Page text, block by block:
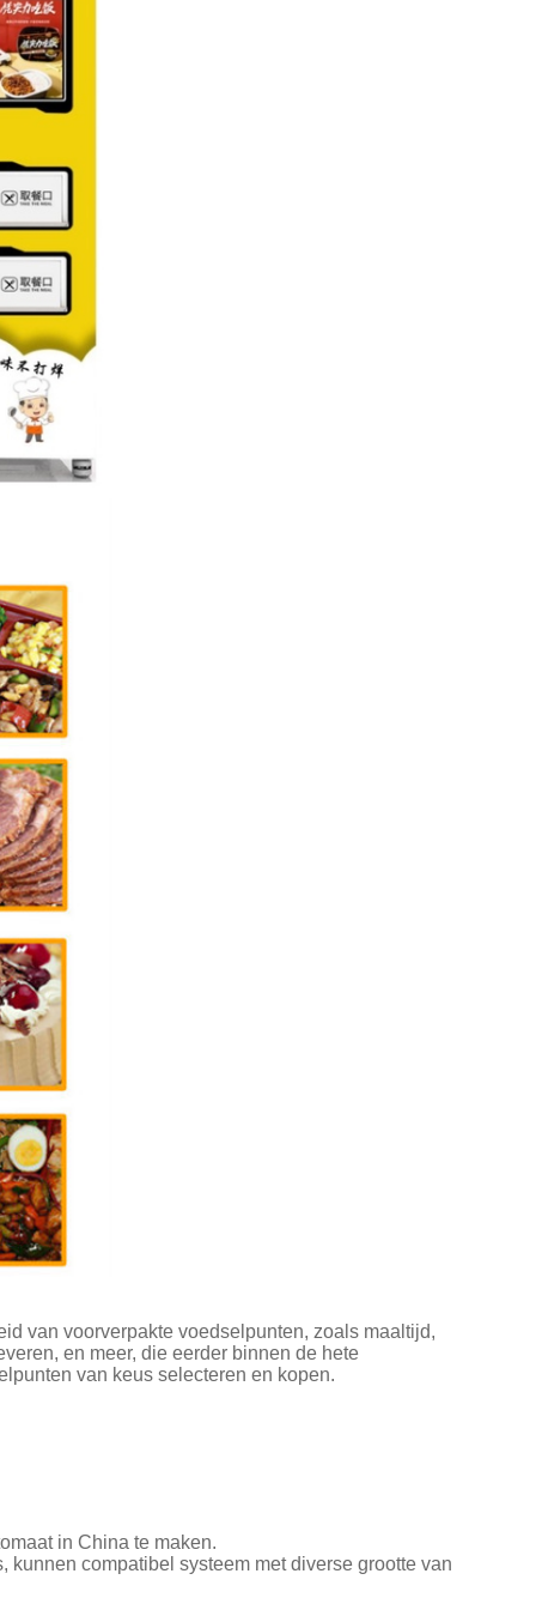
van voorverpakte voedselpunten, zoals maaltijd,
en meer, die eerder binnen de hete
van keus selecteren en kopen.
in China te maken.
kunnen compatibel systeem met diverse grootte van